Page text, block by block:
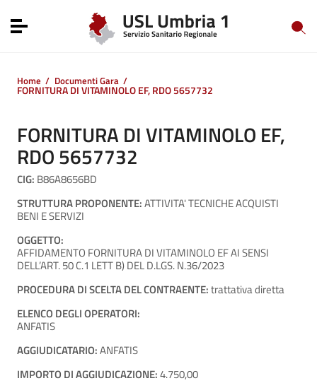
Vai al menu di navigazione
Toggle navigation
Home / Documenti Gara /
FORNITURA DI VITAMINOLO EF, RDO 5657732
FORNITURA DI VITAMINOLO EF,
RDO 5657732
CIG: B86A8656BD
STRUTTURA PROPONENTE:ATTIVITA' TECNICHE ACQUISTI
BENI E SERVIZI
OGGETTO:
AFFIDAMENTO FORNITURA DI VITAMINOLO EF AI SENSI
DELL’ART. 50 C.1 LETT B) DEL D.LGS. N.36/2023
PROCEDURA DI SCELTA DEL CONTRAENTE:trattativa diretta
ELENCO DEGLI OPERATORI:
ANFATIS
AGGIUDICATARIO:ANFATIS
IMPORTO DI AGGIUDICAZIONE:4.750,00